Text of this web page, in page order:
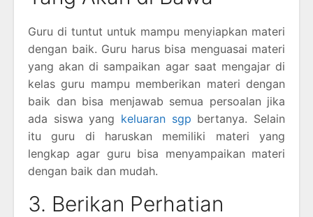
Guru di tuntut untuk mampu menyiapkan materi
dengan baik. Guru harus bisa menguasai materi
yang akan di sampaikan agar saat mengajar di
kelas guru mampu memberikan materi dengan
baik dan bisa menjawab semua persoalan jika
ada siswa yang keluaran sgp bertanya. Selain
itu guru di haruskan memiliki materi yang
lengkap agar guru bisa menyampaikan materi
dengan baik dan mudah.
3. Berikan Perhatian